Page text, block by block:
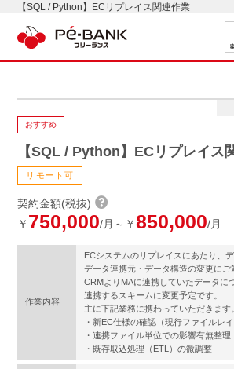
【SQL / Python】ECリプレイス関連作業
おすすめ
【SQL / Python】ECリプレイス
リモート可
契約金額(税抜)
￥ 750,000/月～￥850,000/月
作業内容
ECシステムのリプレイスにあたり、
データ連携元・データ構造の変更にご
CRMよりMAに連携していたデータに
連携するスキームに変更予定です。
主に下記業務に携わっていただきます
・新EC仕様の確認（現行ファイルレ
・連携ファイル単位での影響有無整理
・既存取込処理（ETL）の微調整